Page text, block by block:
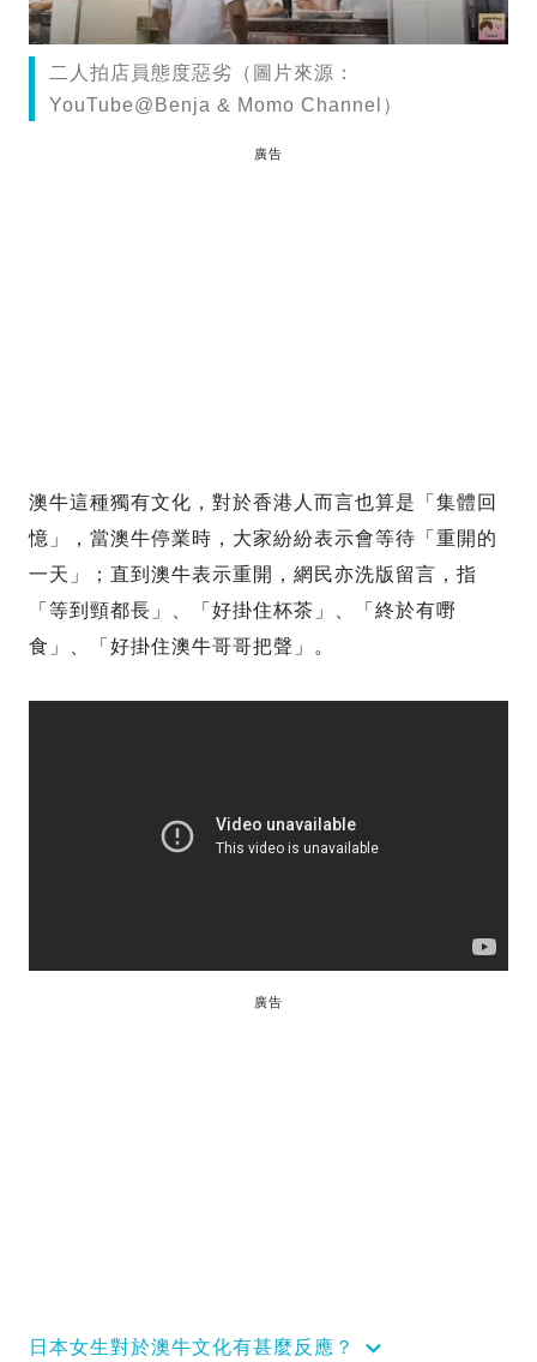
二人拍店員態度惡劣（圖片來源：
YouTube@Benja & Momo Channel）
廣告
澳牛這種獨有文化，對於香港人而言也算是「集體回
憶」，當澳牛停業時，大家紛紛表示會等待「重開的
一天」；直到澳牛表示重開，網民亦洗版留言，指
「等到頸都長」、「好掛住杯茶」、「終於有嘢
食」、「好掛住澳牛哥哥把聲」。
廣告
日本女生對於澳牛文化有甚麼反應？